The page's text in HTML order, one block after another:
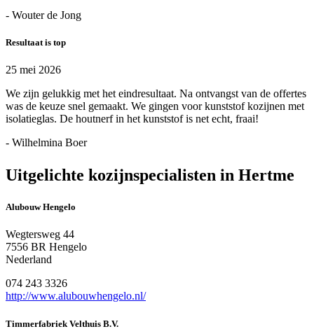
- Wouter de Jong
Resultaat is top
25 mei 2026
We zijn gelukkig met het eindresultaat. Na ontvangst van de offertes
was de keuze snel gemaakt. We gingen voor kunststof kozijnen met
isolatieglas. De houtnerf in het kunststof is net echt, fraai!
- Wilhelmina Boer
Uitgelichte kozijnspecialisten in Hertme
Alubouw Hengelo
Wegtersweg 44
7556 BR Hengelo
Nederland
074 243 3326
http://www.alubouwhengelo.nl/
Timmerfabriek Velthuis B.V.